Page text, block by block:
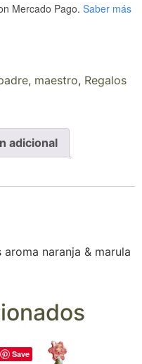
Mercado Pago. Saber más
maestro, Regalos
adicional
naranja & marula
Save